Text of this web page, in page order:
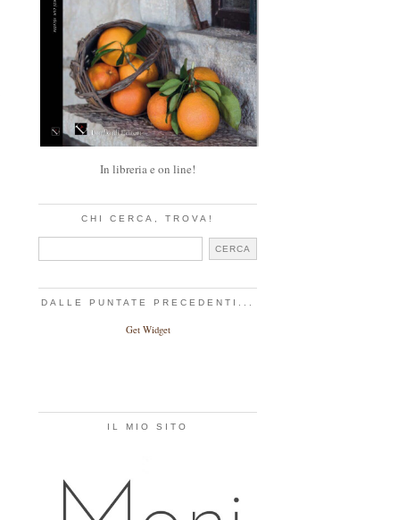
In libreria e on line!
CHI CERCA, TROVA!
DALLE PUNTATE PRECEDENTI...
Get Widget
IL MIO SITO